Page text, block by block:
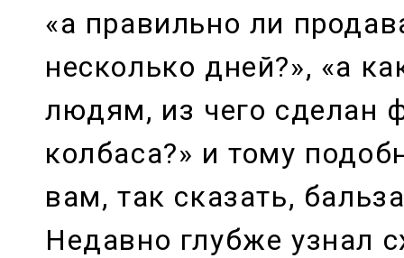
«а правильно ли
несколько дней?», «а
людям, из чего сделан
колбаса?» и тому
вам, так сказать,
Недавно глубже узнал